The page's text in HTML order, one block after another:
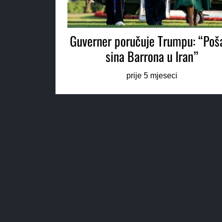
Guverner poručuje Trumpu:
sina Barrona u Iran”
prije 5 mjeseci